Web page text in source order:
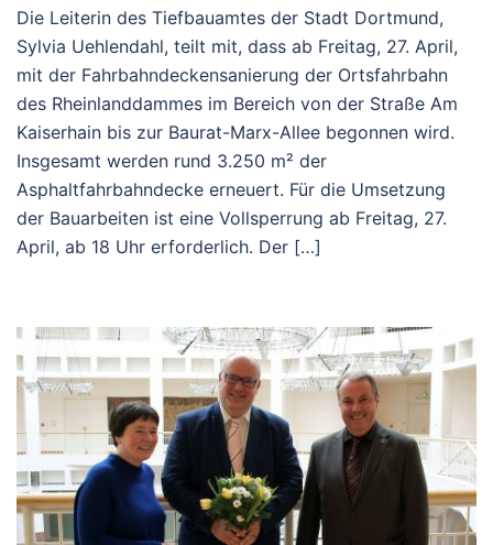
Die Leiterin des Tiefbauamtes der Stadt Dortmund,
Sylvia Uehlendahl, teilt mit, dass ab Freitag, 27. April,
mit der Fahrbahndeckensanierung der Ortsfahrbahn
des Rheinlanddammes im Bereich von der Straße Am
Kaiserhain bis zur Baurat-Marx-Allee begonnen wird.
Insgesamt werden rund 3.250 m² der
Asphaltfahrbahndecke erneuert. Für die Umsetzung
der Bauarbeiten ist eine Vollsperrung ab Freitag, 27.
April, ab 18 Uhr erforderlich. Der […]